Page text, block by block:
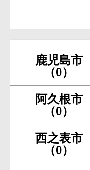
鹿児島市
（0）
阿久根市
（0）
西之表市
（0）